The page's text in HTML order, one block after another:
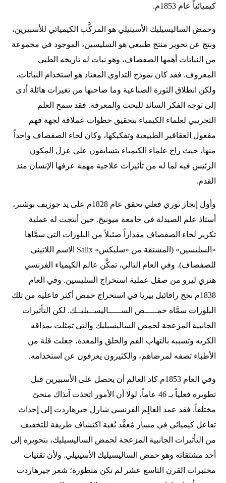
كيميائياً عام 1853م.
وحمض الساليسيليك الأسيتيلي هو المركَّب الكيميائي للأسبيرين،
ونتج عن تحوير منتج طبيعي هو السليسين، الموجود في مجموعة
من النباتات أهمها الصفصاف، وهو نبات له تاريخه الطبي
المعروف. فقد كان نموذج التداوي المعتاد هو استخدام النباتات،
ولكن انطلاق الثورة الصناعية وما صاحبها من تغيرات هائلة أدى
إلى توجه الفكر السائد للبحث والمعرفة. فقد سمح العلم
التجريبي لعلماء الكيمياء بتحقيق خطوات عملاقة لجهة فهم
مفعول العقاقير الطبيعية وتفكيكها، وكان لحاء الصفصاف واحداً
منها، حيث راح علماء الكيمياء يتسابقون على عزل المكون
الرئيس فيه لما له من تأثيرات علاجية مهمة عرفها الإنسان منذ
القدم.
وأول إنجاز ثوري فعلي تحقق عام 1828م على يد جوزيف بوشنر،
أستاذ علم الصيدلة في جامعة ميونيخ. حين أنتجت له عملية
تكرير لحاء الصفصاف مقداراً ضئيلاً من البلورات التي سمَّاها
«السليسين» (المشتقة من «سليكس» Salix الاسم اللاتيني
للصفصاف). وفي العام التالي، تمكَّن عالم الكيمياء الفرنسي
هنري ليرو من صقل عملية استخراج السليسين. وفي العام
1838م نجح رافائيل بيريا في استخراج حمض أكثر فاعلية من تلك
البلورات سمَّاه حمـــــض الســـــاليســيليــك. لكن التأثيرات
الجانبية المزعجة لحمض الساليسيليك والتي تمثلت بمذاقه
الكريه وتسببه بالتهاب الفم والحلق والمعدة، جعلت قلة من
الأطباء تصفه لمرضاهم، والكثيرون يعزفون عن استخدامه.
وفي العام 1853م كاد العالم أن يحصل على الأسبيرين قبل
تطويره فعلياً بـ 46 عاماً، لولا أن الأمور اتخذت آنذاك منحىً
مختلفاً. فقد عمد العالِم الفرنسي شارل جيرهاردت إلى إحداث
تفاعل كيميائي في مسار مُعقَّد بُغية اكتشاف طريقة للتخفيف
من التأثيرات الجانبية المزعجة لحمض الساليسيليك، بتحويره إلى
أحد مشتقاته وهو حمض الساليسيليك الأسيتيلي. ولأن تقنيات
مختبرات القرن التاسع عشر لم تكن متطورة؛ شعر جيرهاردت